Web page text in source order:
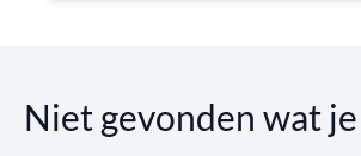
Niet gevonden wat